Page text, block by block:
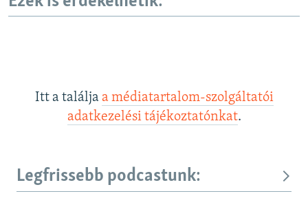
Itt a találja a médiatartalom-szolgáltatói
adatkezelési tájékoztatónkat.
Legfrissebb podcastunk: